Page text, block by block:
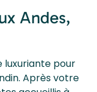
Andes,
luxuriante pour
Après votre